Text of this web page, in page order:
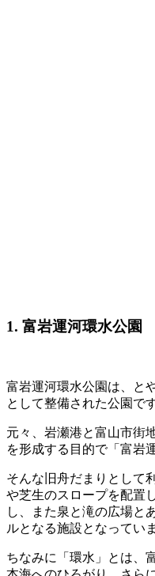
1. 富岩運河環水公園
富岩運河環水公園は、と
として整備された公園です
元々、岩瀬港と富山市街
を形成する目的で「富岩
そんな旧舟だまりとして
や芝生のスロープを配置
し、また泉と滝の広場と
ルとなる施設となってい
ちなみに「環水」とは、